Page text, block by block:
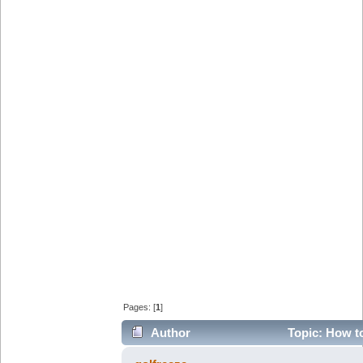
Pages: [1]
Author
Topic: How
99955 times)